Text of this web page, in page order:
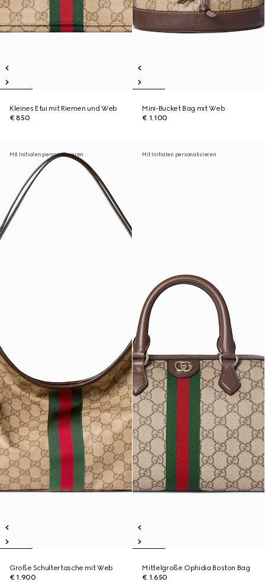
Kleines Etui mit Riemen und Web
€ 850
Mini-Bucket Bag mit Web
€ 1.100
Mit Initialen personalisieren
Große Schultertasche mit Web
€ 1.900
Mit Initialen personalisieren
Mittelgroße Ophidia Boston Bag
€ 1.650